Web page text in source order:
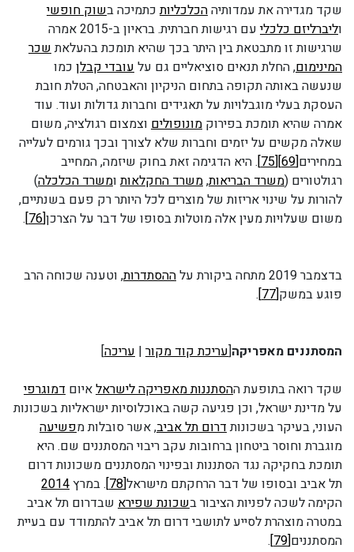
שקד מגדירה את עמדותיההכלכליותכתמיכה בשוק חופשי
וליברליזם כלכלי
עם רגישות חברתית. בראיון ב-2015 אמרה
שרגישות זו מתבטאת בין היתר בכך שהיא תומכת בהעלאתשכר
המינימום, החלת תנאים סוציאליים גם עלעובדי קבלן כמו
שנעשה באותה תקופה בתחום הניקיון והאבטחה, הטלת חובת
העסקת בעלי מוגבלויות על תאגידים וחברות גדולות ועוד. עוד
אמרה שהיא תומכת בפירוק מונופולים וצמצום רגולציה, משום
שאלה מקשים על יזמים וחברות שלא לצורך ובכך גורמים לעלייה
במחירים[69]
[75]
. היא הדגימה זאת בחוק שיזמה, המחייב
רגולטורים (משרד הבריאות,משרד החקלאותומשרד הכלכלה)
להורות על שינוי אריזות של מוצרים לכל היותר רק פעם בשנתיים,
משום שעלויות מעין אלה מוטלות בסופו של דבר על הצרכן[76]
.
בדצמבר 2019 מתחה ביקורת על ההסתדרות, וטענה שכוחה הרב
פוגע במשק[77]
.
המסתננים מאפריקה[עריכת קוד מקור | עריכה]
שקד רואה בתופעת ההסתננות מאפריקה לישראלאיום דמוגרפי
על מדינת ישראל, וכן פגיעה קשה באוכלוסיות ישראליות בשכונות
העוני, בעיקר בשכונותדרום תל אביב, אשר סובלות מפשיעה
מוגברת וחוסר ביטחון ברחובות עקב ריבוי המסתננים שם. היא
תומכת בחקיקה נגד הסתננות ובפינוי המסתננים משכונות דרום
תל אביב ובסופו של דבר הרחקתם מישראל[78] . במרץ2014
הקימה לשכה לפניות הציבור בשכונת שפירא שבדרום תל אביב
במטרה מוצהרת לסייע לתושבי דרום תל אביב להתמודד עם בעיית
המסתננים[79]
.